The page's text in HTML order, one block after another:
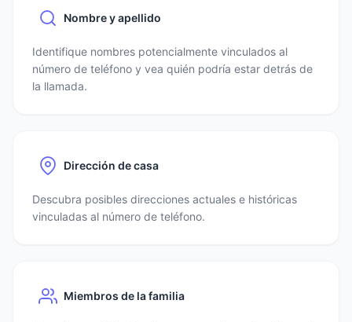
Nombre y apellido
Identifique nombres potencialmente vinculados al
número de teléfono y vea quién podría estar detrás de
la llamada.
Dirección de casa
Descubra posibles direcciones actuales e históricas
vinculadas al número de teléfono.
Miembros de la familia